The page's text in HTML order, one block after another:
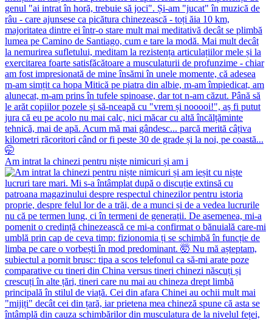
Am intrat la chinezi pentru niște nimicuri și am i